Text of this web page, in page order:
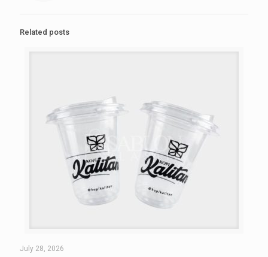
Related posts
July 28, 2026